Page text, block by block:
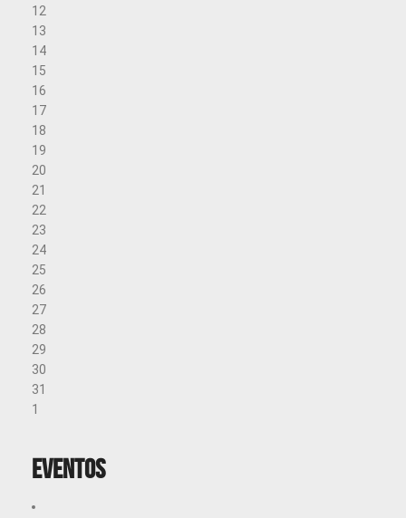
12
13
14
15
16
17
18
19
20
21
22
23
24
25
26
27
28
29
30
31
1
Eventos